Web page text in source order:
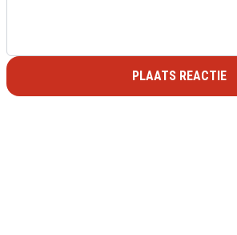
PLAATS REACTIE